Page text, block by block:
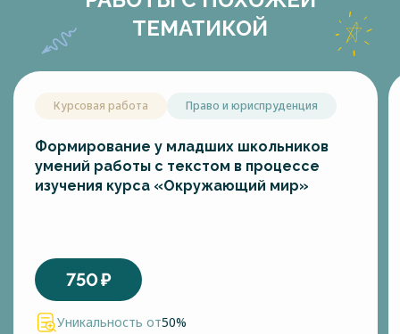
ТЕМАТИКОЙ
Курсовая работа Право и юриспруденция
Формирование у младших школьников
умений работы с текстом в процессе
изучения курса «Окружающий мир»
750₽
Уникальность от50%